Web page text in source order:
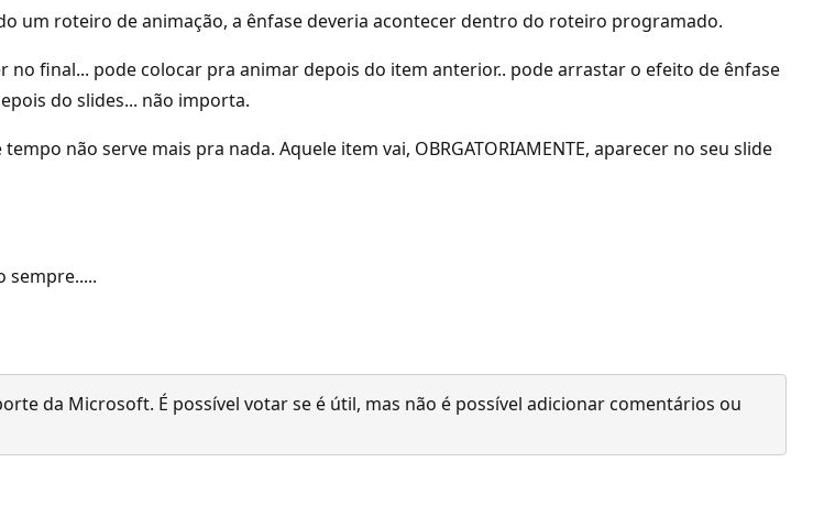
um roteiro de animação, a ênfase deveria acontecer dentro do roteiro programado.
final... pode colocar pra animar depois do item anterior.. pode arrastar o efeito de ênfase
do slides... não importa.
não serve mais pra nada. Aquele item vai, OBRGATORIAMENTE, aparecer no seu slide
sempre.....
da Microsoft. É possível votar se é útil, mas não é possível adicionar comentários ou